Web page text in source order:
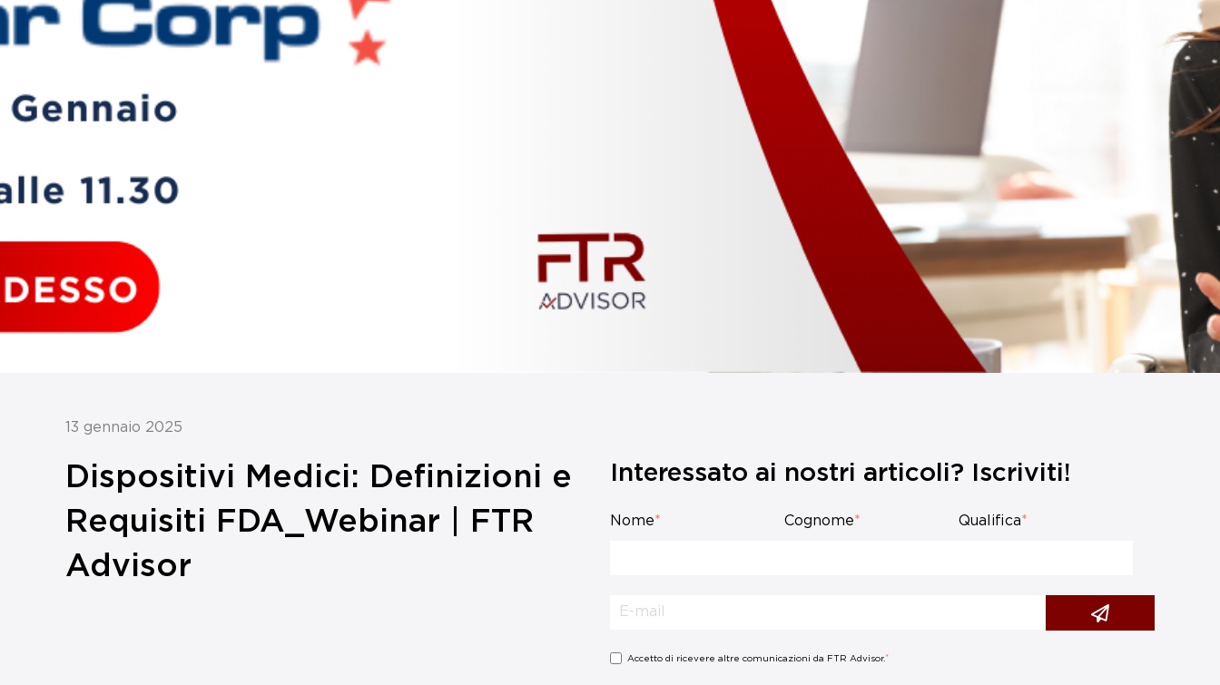
13 gennaio 2025
Dispositivi Medici: Definizioni e
Requisiti FDA_Webinar | FTR
Advisor
Interessato ai nostri articoli? Iscriviti!
Nome* Cognome* Qualifica*
Accetto di ricevere altre comunicazioni da FTR Advisor. *